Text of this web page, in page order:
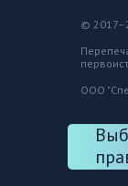
©
ООО